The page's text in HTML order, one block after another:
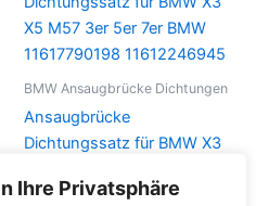
Ihre Privatsphäre
BMW Ansaugbrücke Dichtungen
Ansaugbrücke
Dichtungssatz für BMW X3
11617790198 11612246945